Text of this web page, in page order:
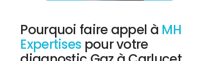
Pourquoi faire appel à MH
Expertises pour votre